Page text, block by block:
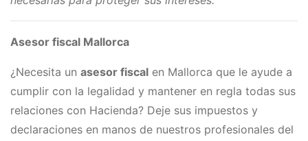
Asesor fiscal Mallorca
¿Necesita un ​ asesor fiscal en Mallorca que le ayude a
cumplir con la legalidad y mantener en regla todas sus
relaciones con Hacienda? Deje sus impuestos y
declaraciones en manos de nuestros profesionales del